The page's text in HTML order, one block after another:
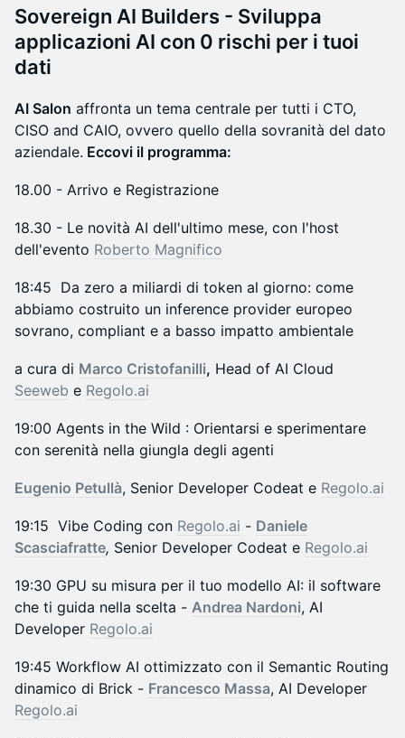
Sovereign AI Builders - Sviluppa
applicazioni AI con 0 rischi per i tuoi
dati
​AI Salon affronta un tema centrale per tutti i CTO,
CISO and CAIO, ovvero quello della sovranità del dato
aziendale. Eccovi il programma:
​18.00 - Arrivo e Registrazione
​​18.30 - Le novità AI dell'ultimo mese, con l'host
dell'evento Roberto Magnifico
18:45 Da zero a miliardi di token al giorno: come
abbiamo costruito un inference provider europeo
sovrano, compliant e a basso impatto ambientale
a cura di Marco Cristofanilli, Head of AI Cloud
Seeweb e Regolo.ai
​19:00 Agents in the Wild : Orientarsi e sperimentare
con serenità nella giungla degli agenti
Eugenio Petullà, Senior Developer Codeat e Regolo.ai
19:15 Vibe Coding con Regolo.ai - Daniele
Scasciafratte, Senior Developer Codeat e Regolo.ai
19:30 GPU su misura per il tuo modello AI: il software
che ti guida nella scelta - Andrea Nardoni, AI
Developer Regolo.ai
19:45 Workflow AI ottimizzato con il Semantic Routing
dinamico di Brick - Francesco Massa, AI Developer
Regolo.ai